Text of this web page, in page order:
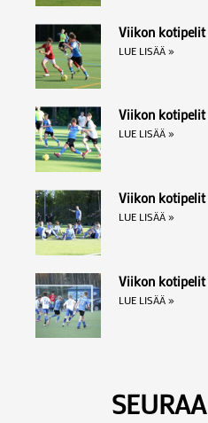
Viikon kotipelit
LUE LISÄÄ »
Viikon kotipelit
LUE LISÄÄ »
Viikon kotipelit
LUE LISÄÄ »
Viikon kotipelit
LUE LISÄÄ »